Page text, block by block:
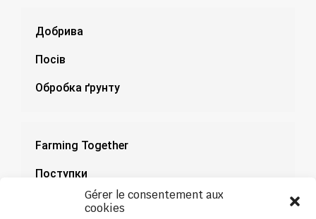
Gérer le consentement aux
cookies
Добрива
Посів
Обробка ґрунту
Farming Together
Поступки
Документація